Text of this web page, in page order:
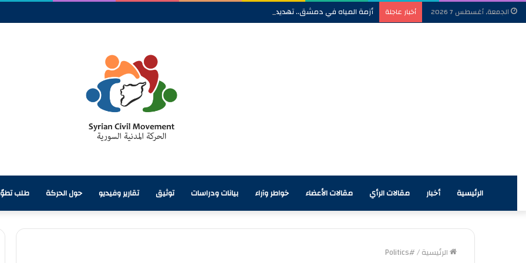
الجمعة, أغسطس 7 2026 أخبار عاجلة أزمة المياه في دمشق.. تهديد للأمن المائي وأزمة تحتاج إلى معالجة شاملة
الرئيسية أخبار مقالات الرأي مقالات الأعضاء خواطر وآراء بيانات ودراسات توثيق تقارير وفيديو حول الحركة طلب
الرئيسية/
#Politics